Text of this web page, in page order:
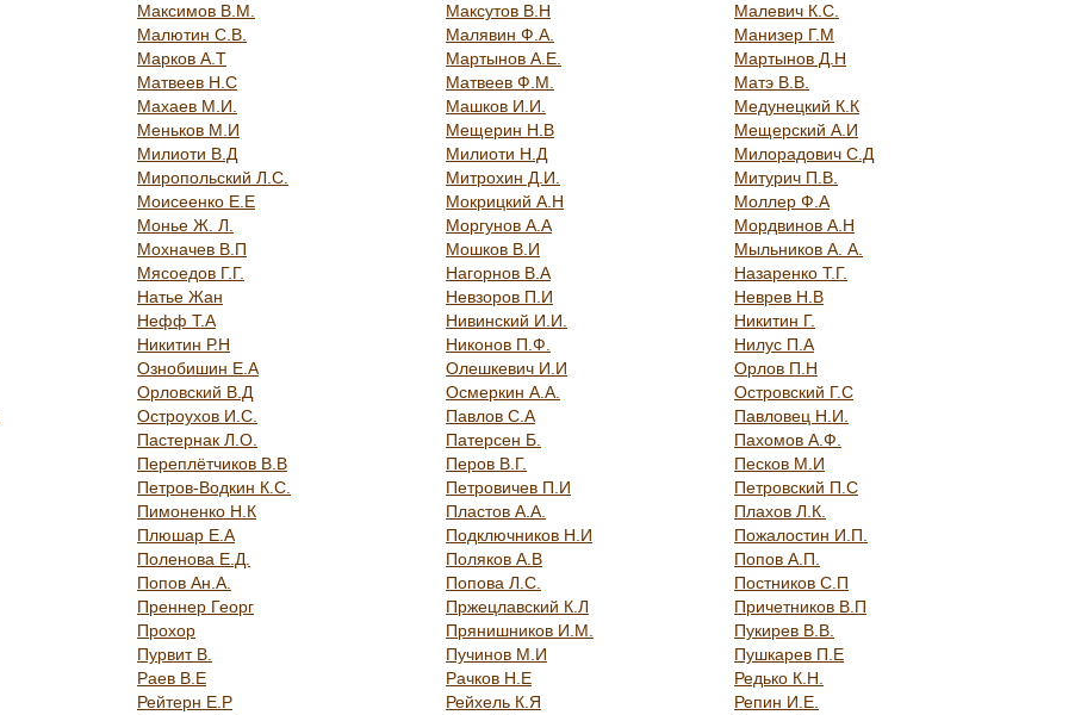
Максимов В.М. Максутов В.Н
Малевич К.С.
Малютин С.В. Малявин Ф.А.
Манизер Г.М
Марков А.Т Мартынов А.Е.
Мартынов Д.Н
Матвеев Н.С Матвеев Ф.М.
Матэ В.В.
Махаев М.И. Машков И.И.
Медунецкий К.К
Меньков М.И Мещерин Н.В
Мещерский А.И
Милиоти В.Д Милиоти Н.Д
Милорадович С.Д
Миропольский Л.С. Митрохин Д.И.
Митурич П.В.
Моисеенко Е.Е Мокрицкий А.Н
Моллер Ф.А
Монье Ж. Л. Моргунов А.А
Мордвинов А.Н
Мохначев В.П Мошков В.И
Мыльников А. А.
Мясоедов Г.Г. Нагорнов В.А
Назаренко Т.Г.
Натье Жан Невзоров П.И
Неврев Н.В
Нефф Т.А Нивинский И.И.
Никитин Г.
Никитин Р.Н Никонов П.Ф.
Нилус П.А
Ознобишин Е.А Олешкевич И.И
Орлов П.Н
Орловский В.Д Осмеркин А.А.
Островский Г.С
Остроухов И.С. Павлов С.А
Павловец Н.И.
Пастернак Л.О. Патерсен Б.
Пахомов А.Ф.
Переплётчиков В.В Перов В.Г.
Песков М.И
Петров-Водкин К.С. Петровичев П.И
Петровский П.С
Пимоненко Н.К Пластов А.А.
Плахов Л.К.
Плюшар Е.А Подключников Н.И
Пожалостин И.П.
Поленова Е.Д. Поляков А.В
Попов А.П.
Попов Ан.А. Попова Л.С.
Постников С.П
Преннер Георг Пржецлавский К.Л
Причетников В.П
Прохор Прянишников И.М.
Пукирев В.В.
Пурвит В. Пучинов М.И
Пушкарев П.Е
Раев В.Е Рачков Н.Е
Редько К.Н.
Рейтерн Е.Р Рейхель К.Я
Репин И.Е.